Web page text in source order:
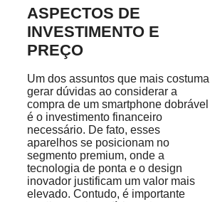
ASPECTOS DE
INVESTIMENTO E
PREÇO
Um dos assuntos que mais costuma
gerar dúvidas ao considerar a
compra de um smartphone dobrável
é o investimento financeiro
necessário. De fato, esses
aparelhos se posicionam no
segmento premium, onde a
tecnologia de ponta e o design
inovador justificam um valor mais
elevado. Contudo, é importante